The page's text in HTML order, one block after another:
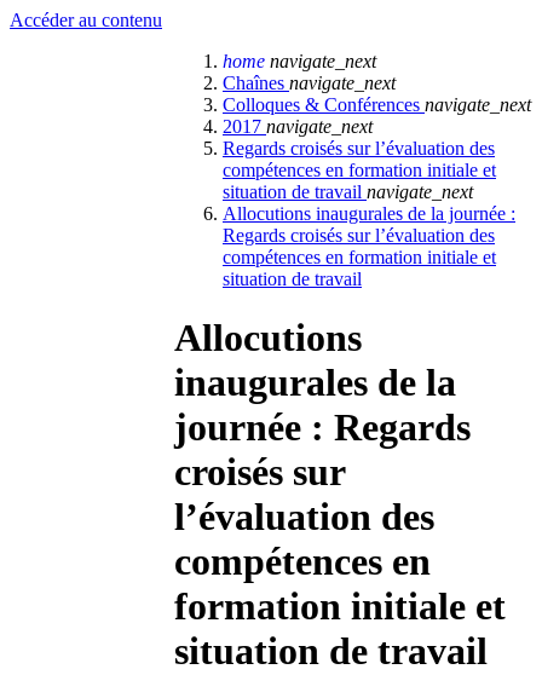
Accéder au contenu
home navigate_next
Chaînes navigate_next
Colloques & Conférences navigate_next
2017 navigate_next
Regards croisés sur l’évaluation des
compétences en formation initiale et
situation de travail navigate_next
Allocutions inaugurales de la journée :
Regards croisés sur l’évaluation des
compétences en formation initiale et
situation de travail
Allocutions
inaugurales de la
journée : Regards
croisés sur
l’évaluation des
compétences en
formation initiale et
situation de travail